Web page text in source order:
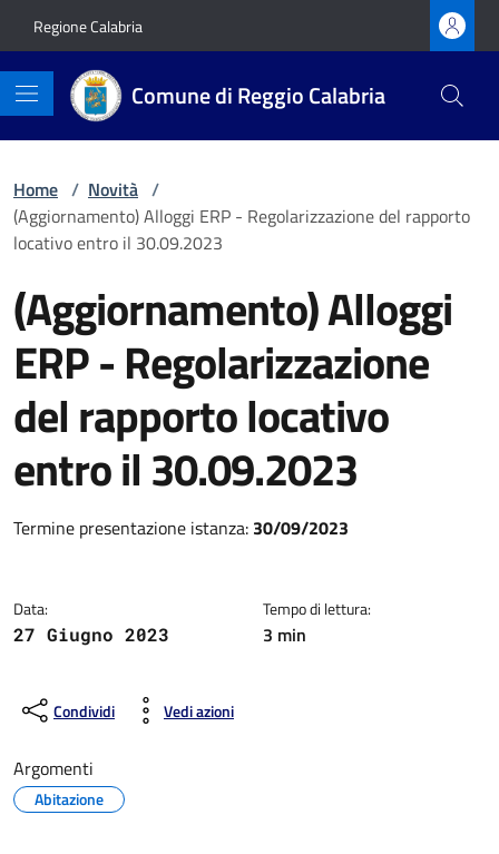
Regione Calabria
Comune di Reggio Calabria
Home / Novità /
(Aggiornamento) Alloggi ERP - Regolarizzazione del rapporto
locativo entro il 30.09.2023
(Aggiornamento) Alloggi
ERP - Regolarizzazione
del rapporto locativo
entro il 30.09.2023
Dettagli della notizia
Termine presentazione istanza: 30/09/2023
Data:
27 Giugno 2023
Tempo di lettura:
3 min
Condividi Vedi azioni
Argomenti
Abitazione